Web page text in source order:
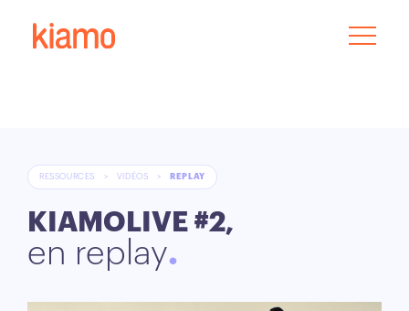
RESSOURCES > VIDÉOS > REPLAY
KIAMOLIVE #2,
en replay